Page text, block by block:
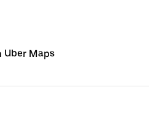
Uber Maps